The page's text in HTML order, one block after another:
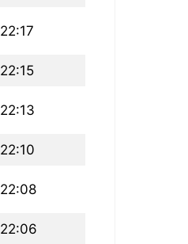
22:17
22:15
22:13
22:10
22:08
22:06